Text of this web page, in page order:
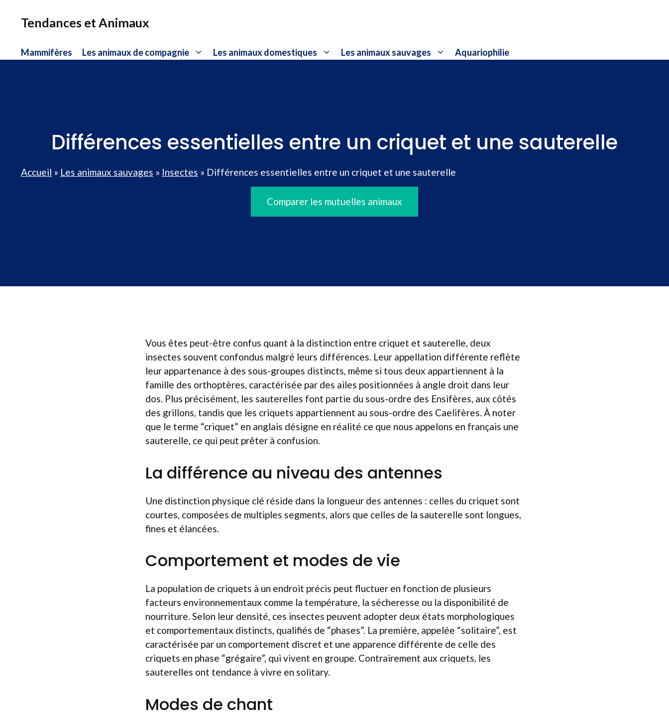
Tendances et Animaux
Mammifères Les animaux de compagnie Les animaux domestiques Les animaux sauvages Aquariophilie
Différences essentielles entre un criquet et une sauterelle
Accueil » Les animaux sauvages » Insectes » Différences essentielles entre un criquet et une sauterelle
Comparer les mutuelles animaux
Vous êtes peut-être confus quant à la distinction entre criquet et sauterelle, deux
insectes souvent confondus malgré leurs différences. Leur appellation différente reflète
leur appartenance à des sous-groupes distincts, même si tous deux appartiennent à la
famille des orthoptères, caractérisée par des ailes positionnées à angle droit dans leur
dos. Plus précisément, les sauterelles font partie du sous-ordre des Ensifères, aux côtés
des grillons, tandis que les criquets appartiennent au sous-ordre des Caelifères. À noter
que le terme “criquet” en anglais désigne en réalité ce que nous appelons en français une
sauterelle, ce qui peut prêter à confusion.
La différence au niveau des antennes
Une distinction physique clé réside dans la longueur des antennes : celles du criquet sont
courtes, composées de multiples segments, alors que celles de la sauterelle sont longues,
fines et élancées.
Comportement et modes de vie
La population de criquets à un endroit précis peut fluctuer en fonction de plusieurs
facteurs environnementaux comme la température, la sécheresse ou la disponibilité de
nourriture. Selon leur densité, ces insectes peuvent adopter deux états morphologiques
et comportementaux distincts, qualifiés de “phases”. La première, appelée “solitaire”, est
caractérisée par un comportement discret et une apparence différente de celle des
criquets en phase “grégaire”, qui vivent en groupe. Contrairement aux criquets, les
sauterelles ont tendance à vivre en solitary.
Modes de chant